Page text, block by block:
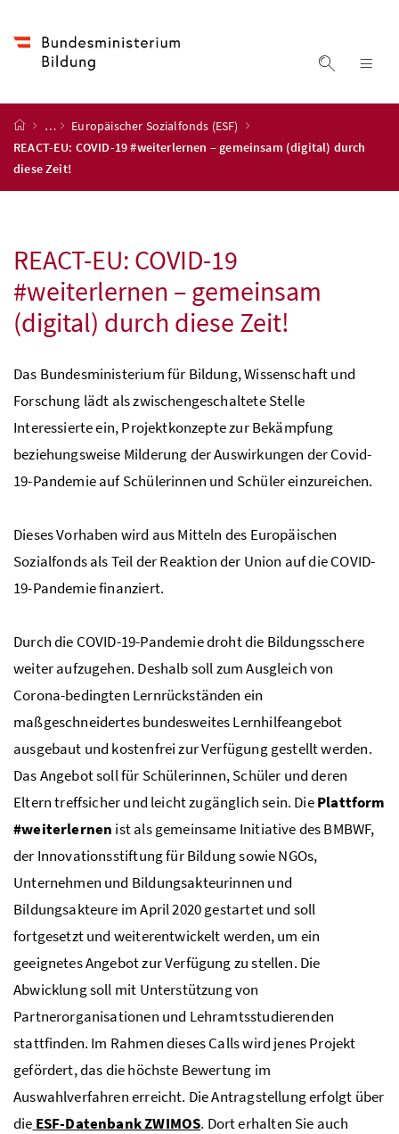
Suche
Startseite
…
Europäischer Sozialfonds (ESF)
REACT-EU: COVID-19 #weiterlernen – gemeinsam (digital) durch
diese Zeit!
REACT-EU: COVID-19
#weiterlernen – gemeinsam
(digital) durch diese Zeit!
Das Bundesministerium für Bildung, Wissenschaft und
Forschung lädt als zwischengeschaltete Stelle
Interessierte ein, Projektkonzepte zur Bekämpfung
beziehungsweise Milderung der Auswirkungen derCovid-
19-Pandemie auf Schülerinnen und Schüler einzureichen.
Dieses Vorhaben wird aus Mitteln des Europäischen
Sozialfonds als Teil der Reaktion der Union auf die COVID-
19-Pandemie finanziert.
Durch die COVID-19-Pandemie droht die Bildungsschere
weiter aufzugehen. Deshalb soll zum Ausgleich von
Corona-bedingten Lernrückständen ein
maßgeschneidertes bundesweites Lernhilfeangebot
ausgebaut und kostenfrei zur Verfügung gestellt werden.
Das Angebot soll für Schülerinnen, Schüler und deren
Eltern treffsicher und leicht zugänglich sein. DiePlattform
#weiterlernen ist als gemeinsame Initiative desBMBWF,
der Innovationsstiftung für Bildung sowieNGOs,
Unternehmen und Bildungsakteurinnen und
Bildungsakteure im April 2020 gestartet und soll
fortgesetzt und weiterentwickelt werden, um ein
geeignetes Angebot zur Verfügung zu stellen. Die
Abwicklung soll mit Unterstützung von
Partnerorganisationen und Lehramtsstudierenden
stattfinden. Im Rahmen dieses Calls wird jenes Projekt
gefördert, das die höchste Bewertung im
Auswahlverfahren erreicht. Die Antragstellung erfolgt über
die ESF-Datenbank ZWIMOS. Dort erhalten Sie auch